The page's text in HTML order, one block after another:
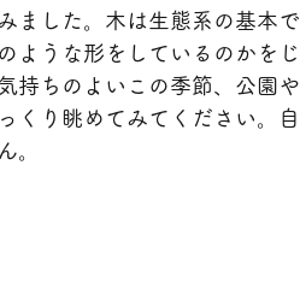
ました。木は生態系の基本で
ような形をしているのかをじ
持ちのよいこの季節、公園や
くり眺めてみてください。自
。